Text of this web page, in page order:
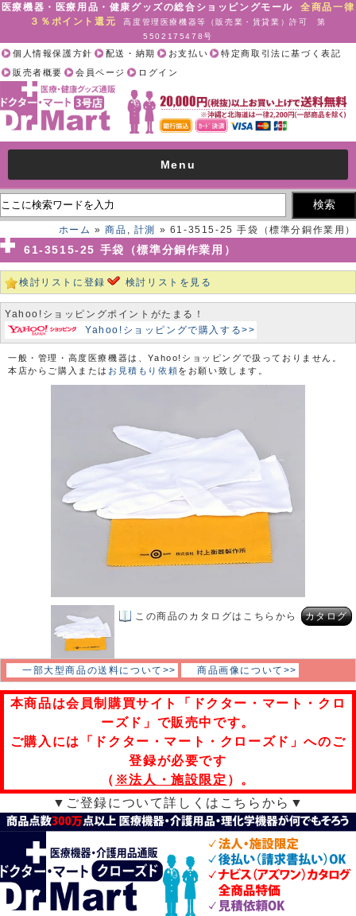
医療機器・医療用品・健康グッズの総合ショッピングモール全商品一律
３％ポイント還元
高度管理医療機器等（販売業・賃貸業）許可 第
5502175478号
個人情報保護方針 配送・納期 お支払い
特定商取引法に基づく表記
販売者概要
会員ページ ログイン
Menu
ホーム »商品 , 計測 » 61-3515-25 手袋（標準分銅作業用）
61-3515-25 手袋（標準分銅作業用）
検討リストに登録 検討リストを見る
Yahoo!ショッピングポイントがたまる！
Yahoo!ショッピングで購入する>>
一般・管理・高度医療機器は、Yahoo!ショッピングで扱っておりません。
本店からご購入または お見積もり依頼をお願い致します。
この商品のカタログはこちらから カタログ
一部大型商品の送料について>> 商品画像について>>
本商品は会員制購買サイト「ドクター・マート・クロ
ーズド」で販売中です。
ご購入には「ドクター・マート・クローズド」へのご
登録が必要です
（ ※法人・施設限定 ）。
▼ご登録について詳しくはこちらから▼